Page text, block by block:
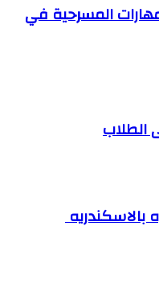
المسرحية في
الطلاب
بالاسكندريه